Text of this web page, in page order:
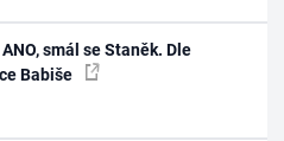
smál se Staněk. Dle
Babiše